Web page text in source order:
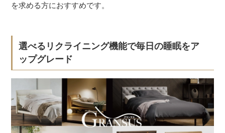
を求める方におすすめです。
選べるリクライニング機能で毎日の睡眠をア
ップグレード